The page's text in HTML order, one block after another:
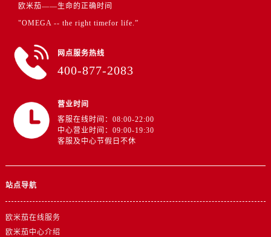
欧米茄——生命的正确时间
"OMEGA -- the right timefor life.”
网点服务热线
400-877-2083
营业时间
客服在线时间：08:00-22:00
中心营业时间：09:00-19:30
客服及中心节假日不休
站点导航
欧米茄在线服务
欧米茄中心介绍